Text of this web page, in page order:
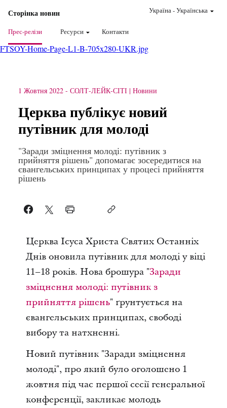
Сторінка новин
Прес-релізи Ресурси Контакти
Україна-Українська
FTSOY-Home-Page-L1-B-705x280-UKR.jpg
1 Жовтня 2022 - СОЛТ-ЛЕЙК-СІТІ Новини
Церква публікує новий
путівник для молоді
"Заради зміцнення молоді: путівник з
прийняття рішень" допомагає зосередитися на
євангельських принципах у процесі прийняття
рішень
Церква Ісуса Христа Святих Останніх
Днів оновила путівник для молоді у віці
11–18 років. Нова брошура "Заради
зміцнення молоді: путівник з
прийняття рішень" ґрунтується на
євангельських принципах, свободі
вибору та натхненні.
Новий путівник "Заради зміцнення
молоді", про який було оголошено 1
жовтня під час першої сесії генеральної
конференції, закликає молодь